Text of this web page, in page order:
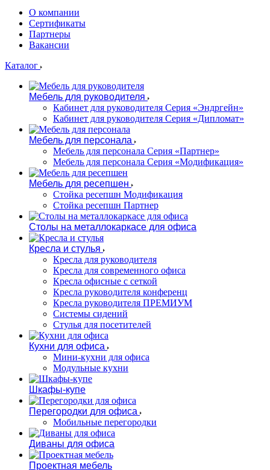
О компании
Сертификаты
Партнеры
Вакансии
Каталог
Мебель для руководителя
Кабинет для руководителя Серия «Эндргейн»
Кабинет для руководителя Серия «Дипломат»
Мебель для персонала
Мебель для персонала Серия «Партнер»
Мебель для персонала Серия «Модификация»
Мебель для ресепшен
Стойка ресепшн Модификация
Стойка ресепшн Партнер
Столы на металлокаркасе для офиса
Кресла и стулья
Кресла для руководителя
Кресла для современного офиса
Кресла офисные с сеткой
Кресла руководителя конференц
Кресла руководителя ПРЕМИУМ
Системы сидений
Стулья для посетителей
Кухни для офиса
Мини-кухни для офиса
Модульные кухни
Шкафы-купе
Перегородки для офиса
Мобильные перегородки
Диваны для офиса
Проектная мебель